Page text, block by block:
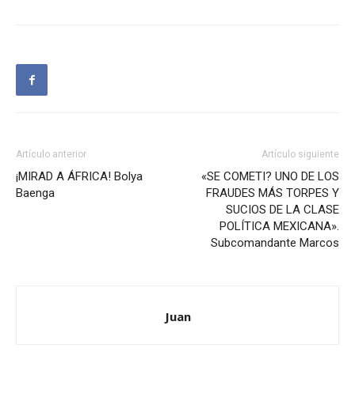
Artículo anterior
¡MIRAD A ÁFRICA! Bolya
Baenga
Artículo siguiente
«SE COMETI? UNO DE LOS
FRAUDES MÁS TORPES Y
SUCIOS DE LA CLASE
POLÍTICA MEXICANA».
Subcomandante Marcos
Juan